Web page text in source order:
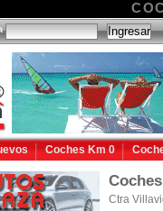
Coches Km 0
Ctra